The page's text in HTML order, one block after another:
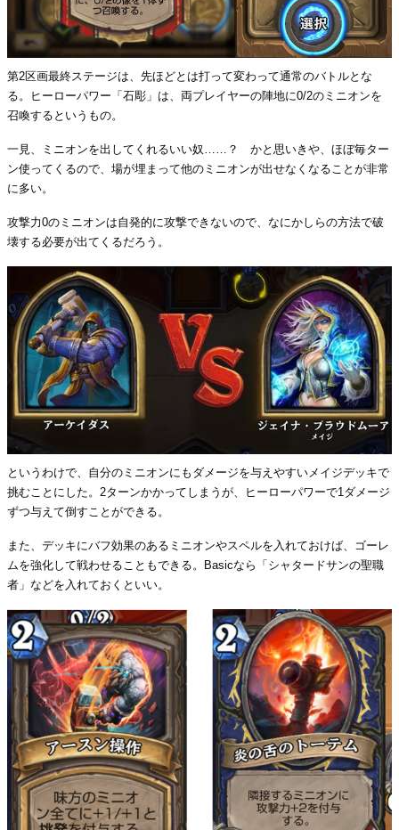
第2区画最終ステージは、先ほどとは打って変わって通常のバトルとな
る。ヒーローパワー「石彫」は、両プレイヤーの陣地に0/2のミニオンを
召喚するというもの。
一見、ミニオンを出してくれるいい奴……？ かと思いきや、ほぼ毎ター
ン使ってくるので、場が埋まって他のミニオンが出せなくなることが非常
に多い。
攻撃力0のミニオンは自発的に攻撃できないので、なにかしらの方法で破
壊する必要が出てくるだろう。
というわけで、自分のミニオンにもダメージを与えやすいメイジデッキで
挑むことにした。2ターンかかってしまうが、ヒーローパワーで1ダメージ
ずつ与えて倒すことができる。
また、デッキにバフ効果のあるミニオンやスペルを入れておけば、ゴーレ
ムを強化して戦わせることもできる。Basicなら「シャタードサンの聖職
者」などを入れておくといい。